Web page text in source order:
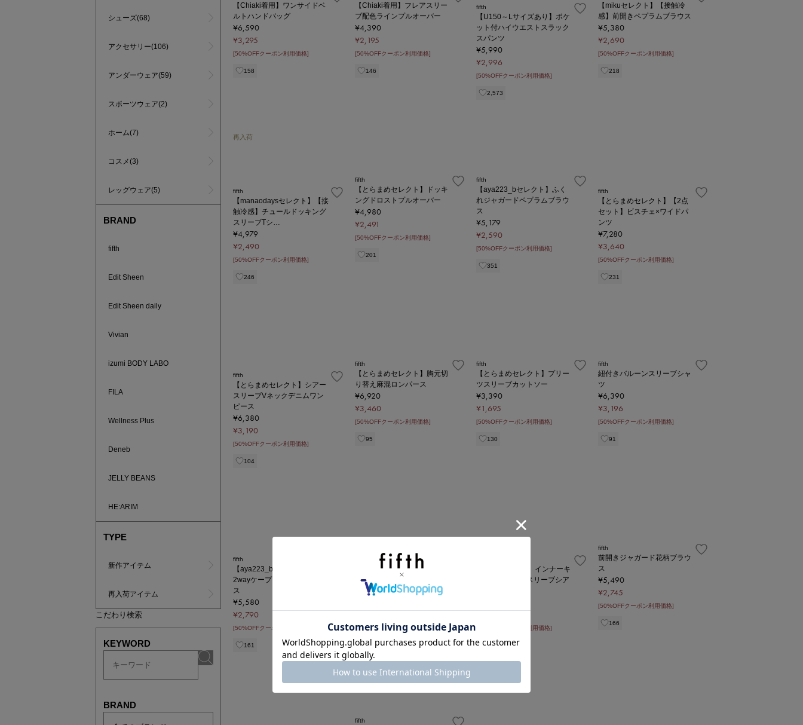
シューズ(68)
アクセサリー(106)
アンダーウェア(59)
スポーツウェア(2)
ホーム(7)
コスメ(3)
レッグウェア(5)
BRAND
fifth
Edit Sheen
Edit Sheen daily
Vivian
izumi BODY LABO
FILA
Wellness Plus
Deneb
JELLY BEANS
HE:ARIM
TYPE
新作アイテム
再入荷アイテム
こだわり検索
KEYWORD
BRAND
【Chiaki着用】ワンサイドベ
ルトハンドバッグ
¥6,590
¥3,295
[50%OFFクーポン利用価格]
158
【Chiaki着用】フレアスリー
ブ配色ラインプルオーバー
¥4,390
¥2,195
[50%OFFクーポン利用価格]
146
fifth
【U150～Lサイズあり】ポケ
ット付ハイウエストスラック
スパンツ
¥5,990
¥2,996
[50%OFFクーポン利用価格]
2,573
【mikuセレクト】【接触冷
感】前開きペプラムブラウス
¥5,380
¥2,690
[50%OFFクーポン利用価格]
218
再入荷
fifth
【manaodaysセレクト】【接
触冷感】チュールドッキング
スリーブTシ…
¥4,979
¥2,490
[50%OFFクーポン利用価格]
246
fifth
【とらまめセレクト】ドッキ
ングドロストプルオーバー
¥4,980
¥2,491
[50%OFFクーポン利用価格]
201
fifth
【aya223_bセレクト】ふく
れジャガードペプラムブラウ
ス
¥5,179
¥2,590
[50%OFFクーポン利用価格]
351
fifth
【とらまめセレクト】【2点
セット】ビスチェ×ワイドパ
ンツ
¥7,280
¥3,640
[50%OFFクーポン利用価格]
231
fifth
【とらまめセレクト】シアー
スリーブVネックデニムワン
ピース
¥6,380
¥3,190
[50%OFFクーポン利用価格]
104
fifth
【とらまめセレクト】胸元切
り替え麻混ロンパース
¥6,920
¥3,460
[50%OFFクーポン利用価格]
95
fifth
【とらまめセレクト】プリー
ツスリーブカットソー
¥3,390
¥1,695
[50%OFFクーポン利用価格]
130
fifth
紐付きバルーンスリーブシャ
ツ
¥6,390
¥3,196
[50%OFFクーポン利用価格]
91
fifth
【aya223_bセレクト】前後
2wayケープカラー配色ブラウ
ス
¥5,580
¥2,790
[50%OFFクーポン利用価格]
161
バッククロスプリーツキャミ
ワンピース
¥4,180
25%OFF
¥2,090
150
【mikuセレクト】インナーキ
ャミ付きフレアスリーブシア
¥2,790
[50%OFFクーポン利用価格]
249
fifth
前開きジャガード花柄ブラウ
ス
¥5,490
¥2,745
[50%OFFクーポン利用価格]
166
fifth